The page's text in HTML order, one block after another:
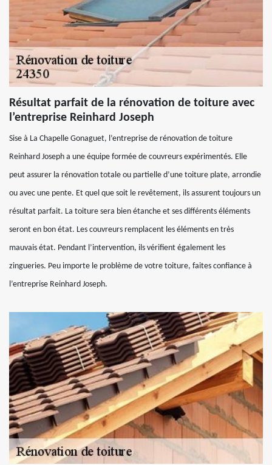
Résultat parfait de la rénovation de toiture avec
l’entreprise Reinhard Joseph
Sise à La Chapelle Gonaguet, l’entreprise de rénovation de toiture
Reinhard Joseph a une équipe formée de couvreurs expérimentés. Elle
peut assurer la rénovation totale ou partielle d’une toiture plate, arrondie
ou avec une pente. Et quel que soit le revêtement, ils assurent toujours un
résultat parfait. La toiture sera bien étanche et ses différents éléments
seront en bon état. Les couvreurs remplacent les éléments en très
mauvais état. Pendant l’intervention, ils vérifient également les
zingueries. Peu importe le problème de votre toiture, faites confiance à
l’entreprise Reinhard Joseph.